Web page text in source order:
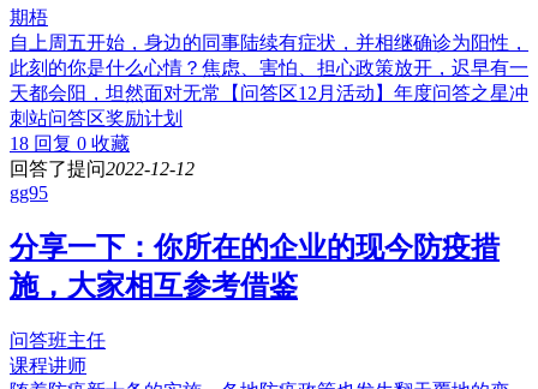
期梧
自上周五开始，身边的同事陆续有症状，并相继确诊为阳性，
此刻的你是什么心情？焦虑、害怕、担心政策放开，迟早有一
天都会阳，坦然面对无常【问答区12月活动】年度问答之星冲
刺站问答区奖励计划
18 回复 0 收藏
回答了提问2022-12-12
gg95
分享一下：你所在的企业的现今防疫措
施，大家相互参考借鉴
问答班主任
课程讲师